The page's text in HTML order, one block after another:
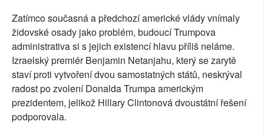
Zatímco současná a předchozí americké vlády vnímaly
židovské osady jako problém, budoucí Trumpova
administrativa si s jejich existencí hlavu příliš neláme.
Izraelský premiér Benjamin Netanjahu, který se zarytě
staví proti vytvoření dvou samostatných států, neskrýval
radost po zvolení Donalda Trumpa americkým
prezidentem, jelikož Hillary Clintonová dvoustátní řešení
podporovala.